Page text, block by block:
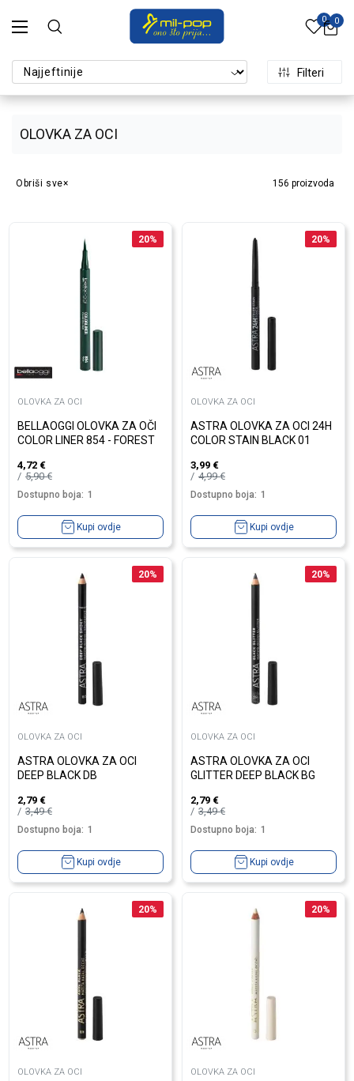
0 0
OLOVKA ZA OCI
Filteri
156 proizvoda
Obriši sve
20%
OLOVKA ZA OCI
BELLAOGGI OLOVKA ZA OČI
COLOR LINER 854 - FOREST
4,72 €
5,90€
Dostupno boja: 1
Kupi ovdje
20%
OLOVKA ZA OCI
ASTRA OLOVKA ZA OCI 24H
COLOR STAIN BLACK 01
3,99 €
4,99€
Dostupno boja: 1
Kupi ovdje
20%
OLOVKA ZA OCI
ASTRA OLOVKA ZA OCI
DEEP BLACK DB
2,79 €
3,49€
Dostupno boja: 1
Kupi ovdje
20%
OLOVKA ZA OCI
ASTRA OLOVKA ZA OCI
GLITTER DEEP BLACK BG
2,79 €
3,49€
Dostupno boja: 1
Kupi ovdje
20%
OLOVKA ZA OCI
20%
OLOVKA ZA OCI